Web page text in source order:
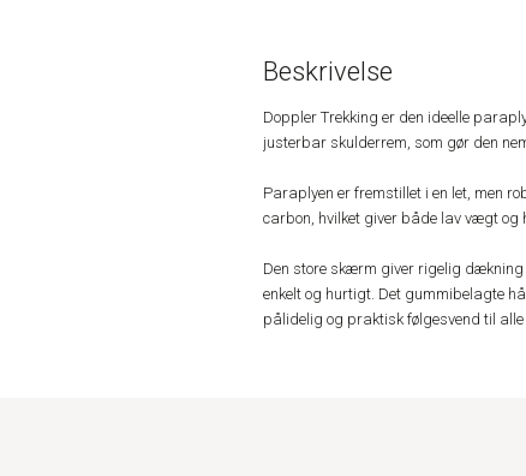
Beskrivelse
Doppler Trekking er den ideelle
justerbar skulderrem, som gør den
Paraplyen er fremstillet i en let, men
carbon, hvilket giver både lav vægt og
Den store skærm giver rigelig
enkelt og hurtigt. Det gummibelagte
pålidelig og praktisk følgesvend til